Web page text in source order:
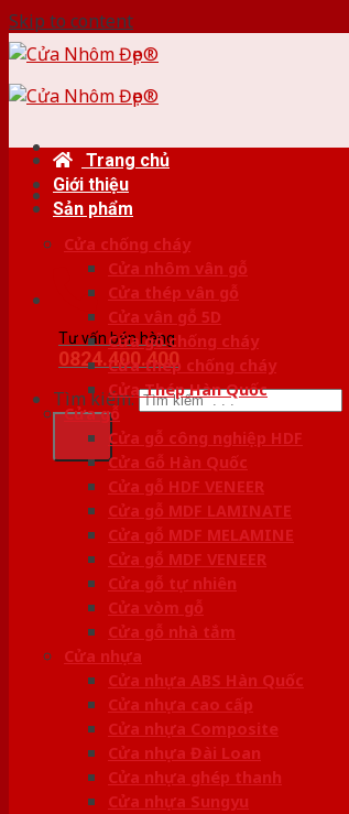
Skip to content
Tư vấn bán hàng
0824.400.400
Tìm kiếm:
Trang chủ
Giới thiệu
Sản phẩm
Cửa chống cháy
Cửa nhôm vân gỗ
Cửa thép vân gỗ
Cửa vân gỗ 5D
Cửa gỗ chống cháy
Cửa thép chống cháy
Cửa Thép Hàn Quốc
Cửa gỗ
Cửa gỗ công nghiệp HDF
Cửa Gỗ Hàn Quốc
Cửa gỗ HDF VENEER
Cửa gỗ MDF LAMINATE
Cửa gỗ MDF MELAMINE
Cửa gỗ MDF VENEER
Cửa gỗ tự nhiên
Cửa vòm gỗ
Cửa gỗ nhà tắm
Cửa nhựa
Cửa nhựa ABS Hàn Quốc
Cửa nhựa cao cấp
Cửa nhựa Composite
Cửa nhựa Đài Loan
Cửa nhựa ghép thanh
Cửa nhựa Sungyu